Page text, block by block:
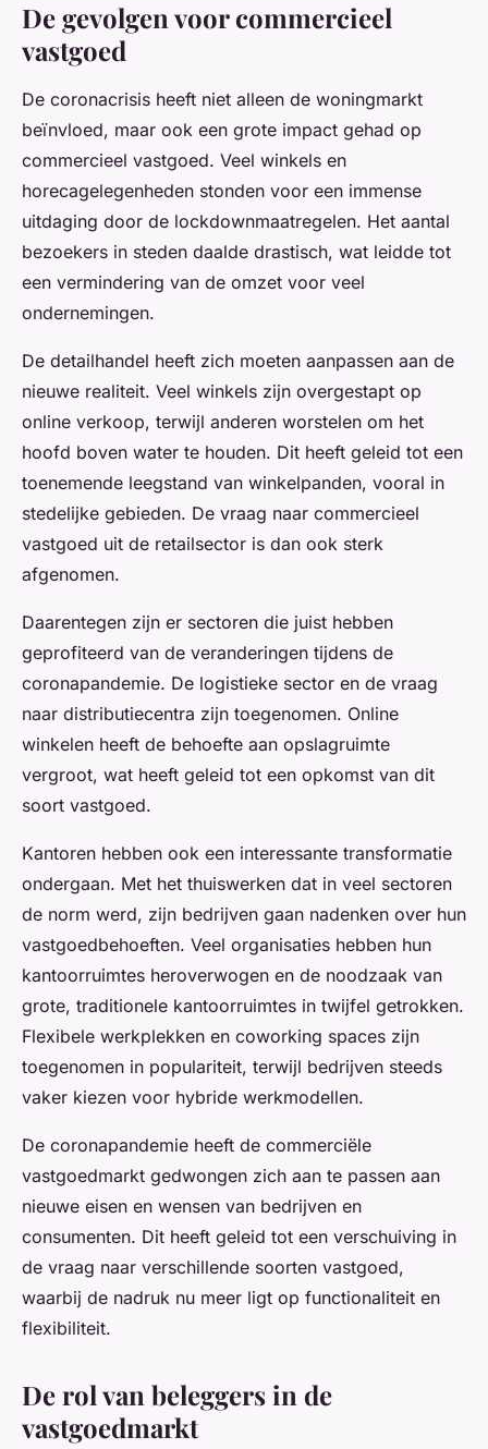
De gevolgen voor commercieel
vastgoed
De coronacrisis heeft niet alleen de woningmarkt
beïnvloed, maar ook een grote impact gehad op
commercieel vastgoed. Veel winkels en
horecagelegenheden stonden voor een immense
uitdaging door de lockdownmaatregelen. Het aantal
bezoekers in steden daalde drastisch, wat leidde tot
een vermindering van de omzet voor veel
ondernemingen.
De detailhandel heeft zich moeten aanpassen aan de
nieuwe realiteit. Veel winkels zijn overgestapt op
online verkoop, terwijl anderen worstelen om het
hoofd boven water te houden. Dit heeft geleid tot een
toenemende leegstand van winkelpanden, vooral in
stedelijke gebieden. De vraag naar commercieel
vastgoed uit de retailsector is dan ook sterk
afgenomen.
Daarentegen zijn er sectoren die juist hebben
geprofiteerd van de veranderingen tijdens de
coronapandemie. De logistieke sector en de vraag
naar distributiecentra zijn toegenomen. Online
winkelen heeft de behoefte aan opslagruimte
vergroot, wat heeft geleid tot een opkomst van dit
soort vastgoed.
Kantoren hebben ook een interessante transformatie
ondergaan. Met het thuiswerken dat in veel sectoren
de norm werd, zijn bedrijven gaan nadenken over hun
vastgoedbehoeften. Veel organisaties hebben hun
kantoorruimtes heroverwogen en de noodzaak van
grote, traditionele kantoorruimtes in twijfel getrokken.
Flexibele werkplekken en coworking spaces zijn
toegenomen in populariteit, terwijl bedrijven steeds
vaker kiezen voor hybride werkmodellen.
De coronapandemie heeft de commerciële
vastgoedmarkt gedwongen zich aan te passen aan
nieuwe eisen en wensen van bedrijven en
consumenten. Dit heeft geleid tot een verschuiving in
de vraag naar verschillende soorten vastgoed,
waarbij de nadruk nu meer ligt op functionaliteit en
flexibiliteit.
De rol van beleggers in de
vastgoedmarkt